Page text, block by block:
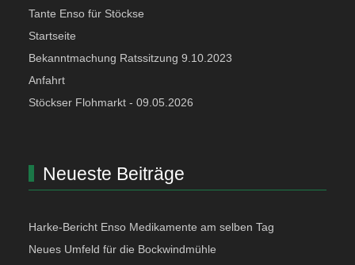
Tante Enso für Stöckse
Startseite
Bekanntmachung Ratssitzung 9.10.2023
Anfahrt
Stöckser Flohmarkt - 09.05.2026
Neueste Beiträge
Harke-Bericht Enso Medikamente am selben Tag
Neues Umfeld für die Bockwindmühle